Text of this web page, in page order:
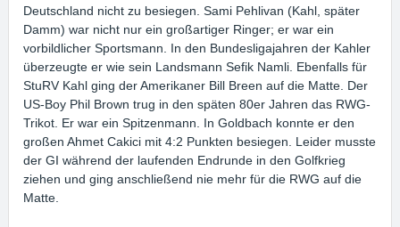
Deutschland nicht zu besiegen. Sami Pehlivan (Kahl, später
Damm) war nicht nur ein großartiger Ringer; er war ein
vorbildlicher Sportsmann. In den Bundesligajahren der Kahler
überzeugte er wie sein Landsmann Sefik Namli. Ebenfalls für
StuRV Kahl ging der Amerikaner Bill Breen auf die Matte. Der
US-Boy Phil Brown trug in den späten 80er Jahren das RWG-
Trikot. Er war ein Spitzenmann. In Goldbach konnte er den
großen Ahmet Cakici mit 4:2 Punkten besiegen. Leider musste
der GI während der laufenden Endrunde in den Golfkrieg
ziehen und ging anschließend nie mehr für die RWG auf die
Matte.